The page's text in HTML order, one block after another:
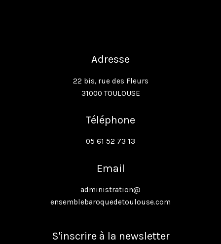
Adresse
22 bis, rue des Fleurs
31000 TOULOUSE
Téléphone
05 61 52 73 13
Email
administration@
ensemblebaroquedetoulouse.com
S'inscrire à la newsletter